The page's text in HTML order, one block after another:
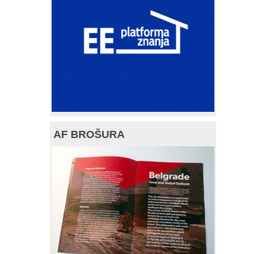
AF BROŠURA